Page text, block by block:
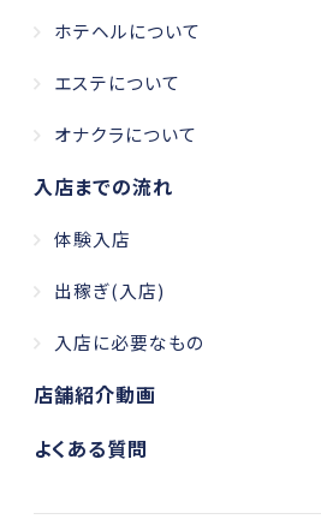
ホテヘルについて
エステについて
オナクラについて
入店までの流れ
体験入店
出稼ぎ(入店)
入店に必要なもの
店舗紹介動画
よくある質問